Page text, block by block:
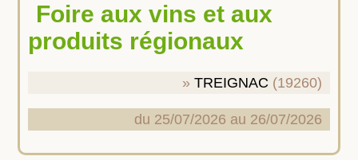
Foire aux vins et aux
produits régionaux
TREIGNAC (19260)
du 25/07/2026 au 26/07/2026